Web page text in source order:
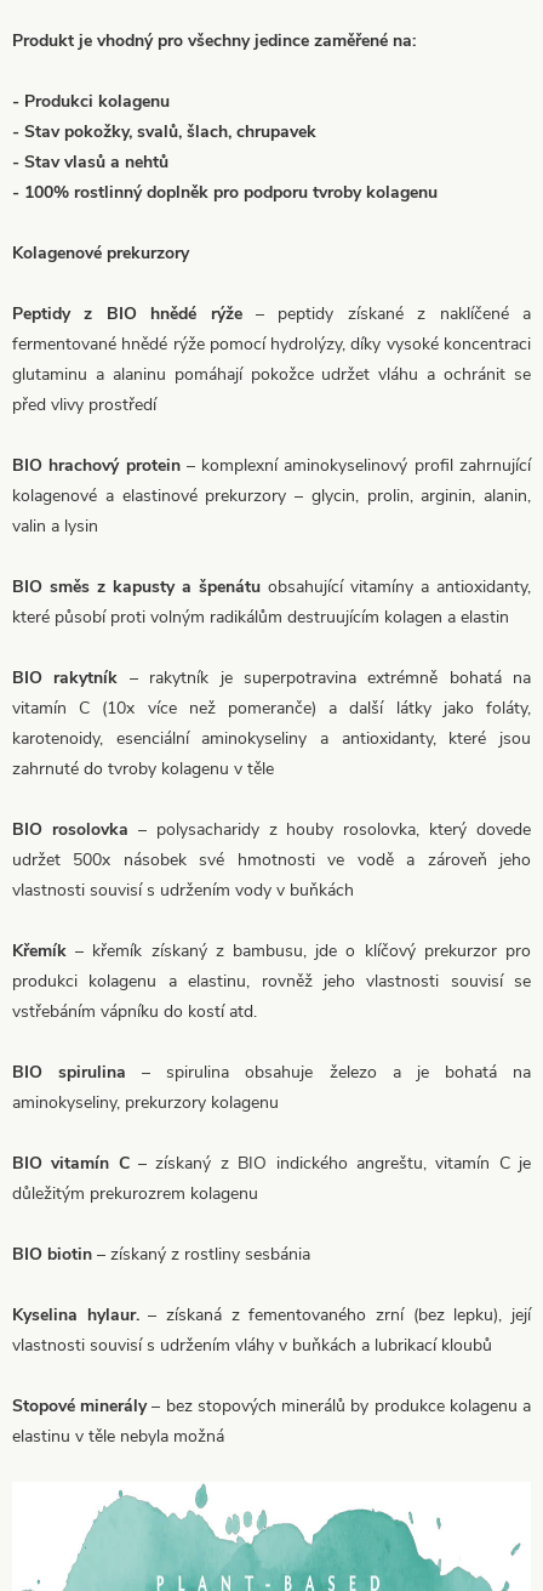
Produkt je vhodný pro všechny jedince zaměřené na:
- Produkci kolagenu
- Stav pokožky, svalů, šlach, chrupavek
- Stav vlasů a nehtů
- 100% rostlinný doplněk pro podporu tvroby kolagenu
Kolagenové prekurzory
Peptidy z BIO hnědé rýže– peptidy získané z naklíčené a
fermentované hnědé rýže pomocí hydrolýzy, díky vysoké koncentraci
glutaminu a alaninu pomáhají pokožce udržet vláhu a ochránit se
před vlivy prostředí
BIO hrachový protein– komplexní aminokyselinový profil zahrnující
kolagenové a elastinové prekurzory – glycin, prolin, arginin, alanin,
valin a lysin
BIO směs z kapusty a špenátu obsahující vitamíny a antioxidanty,
které působí proti volným radikálům destruujícím kolagen a elastin
BIO rakytník – rakytník je superpotravina extrémně bohatá na
vitamín C (10x více než pomeranče) a další látky jako foláty,
karotenoidy, esenciální aminokyseliny a antioxidanty, které jsou
zahrnuté do tvroby kolagenu v těle
BIO rosolovka – polysacharidy z houby rosolovka, který dovede
udržet 500x násobek své hmotnosti ve vodě a zároveň jeho
vlastnosti souvisí s udržením vody v buňkách
Křemík – křemík získaný z bambusu, jde o klíčový prekurzor pro
produkci kolagenu a elastinu, rovněž jeho vlastnosti souvisí se
vstřebáním vápníku do kostí atd.
BIO spirulina – spirulina obsahuje železo a je bohatá na
aminokyseliny, prekurzory kolagenu
BIO vitamín C– získaný z BIO indického angreštu, vitamín C je
důležitým prekurozrem kolagenu
BIO biotin – získaný z rostliny sesbánia
Kyselina hylaur.– získaná z fementovaného zrní (bez lepku), její
vlastnosti souvisí s udržením vláhy v buňkách a lubrikací kloubů
Stopové minerály– bez stopových minerálů by produkce kolagenu a
elastinu v těle nebyla možná